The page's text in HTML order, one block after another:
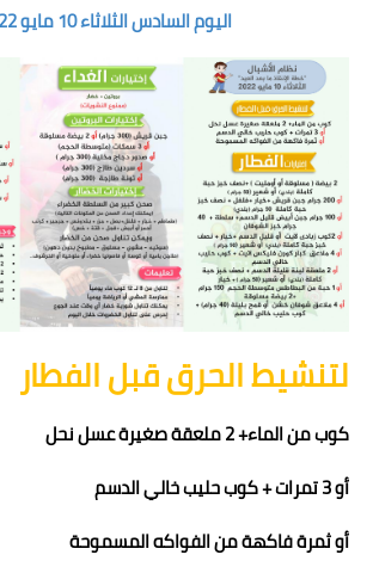
اليوم السادس الثلاثاء 10 مايو 2022
لتنشيط الحرق قبل الفطار
كوب من الماء+ 2 ملعقة صغيرة عسل نحل
أو 3 تمرات + كوب حليب خالي الدسم
أو ثمرة فاكهة من الفواكه المسموحة